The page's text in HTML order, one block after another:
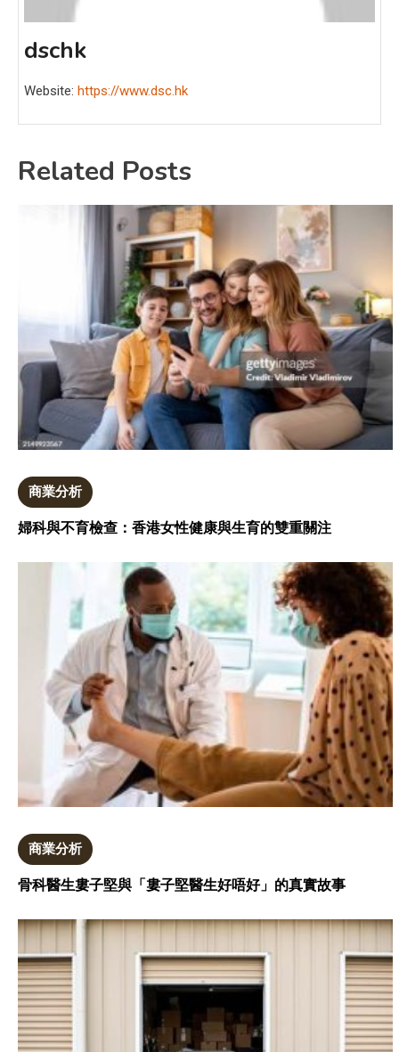
dschk
Website: https://www.dsc.hk
Related Posts
商業分析
婦科與不育檢查：香港女性健康與生育的雙重關注
商業分析
骨科醫生婁子堅與「婁子堅醫生好唔好」的真實故事